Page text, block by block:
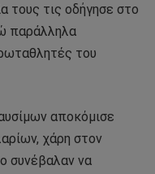
τους τις οδήγησε στο
παράλληλα
του
αποκόμισε
χάρη στον
συνέβαλαν να